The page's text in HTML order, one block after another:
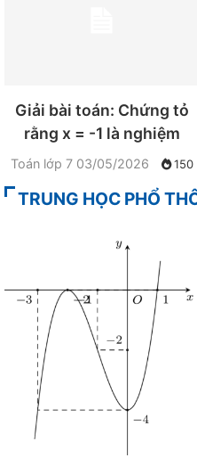
Giải bài toán: Chứng tỏ
rằng x = -1 là nghiệm
Toán lớp 7 03/05/2026 150
TRUNG HỌC PHỔ